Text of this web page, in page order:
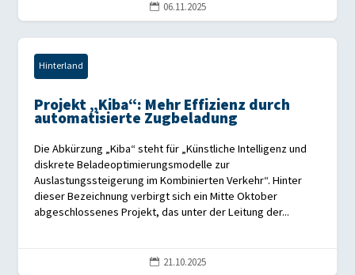
 06.11.2025
Hinterland
Projekt „Kiba“: Mehr Effizienz durch
automatisierte Zugbeladung
Die Abkürzung „Kiba“ steht für „Künstliche Intelligenz und
diskrete Beladeoptimierungsmodelle zur
Auslastungssteigerung im Kombinierten Verkehr“. Hinter
dieser Bezeichnung verbirgt sich ein Mitte Oktober
abgeschlossenes Projekt, das unter der Leitung der...
 21.10.2025